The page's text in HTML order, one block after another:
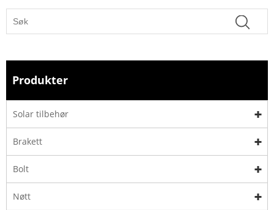
Produkter
Solar tilbehør
Brakett
Bolt
Nøtt